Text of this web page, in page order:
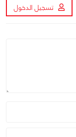
تسجيل الدخول